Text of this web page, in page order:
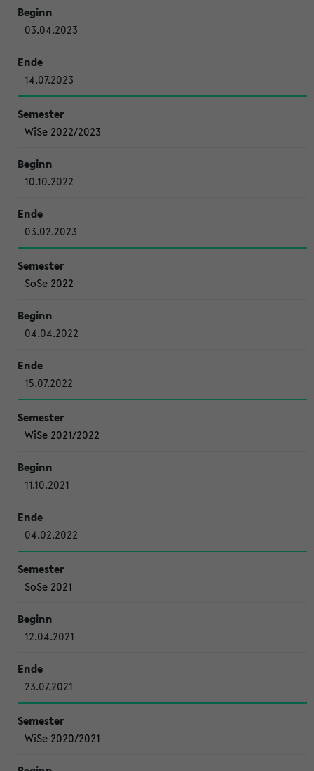
03.04.2023
14.07.2023
WiSe 2022/2023
10.10.2022
03.02.2023
SoSe 2022
04.04.2022
15.07.2022
WiSe 2021/2022
11.10.2021
04.02.2022
SoSe 2021
12.04.2021
23.07.2021
WiSe 2020/2021